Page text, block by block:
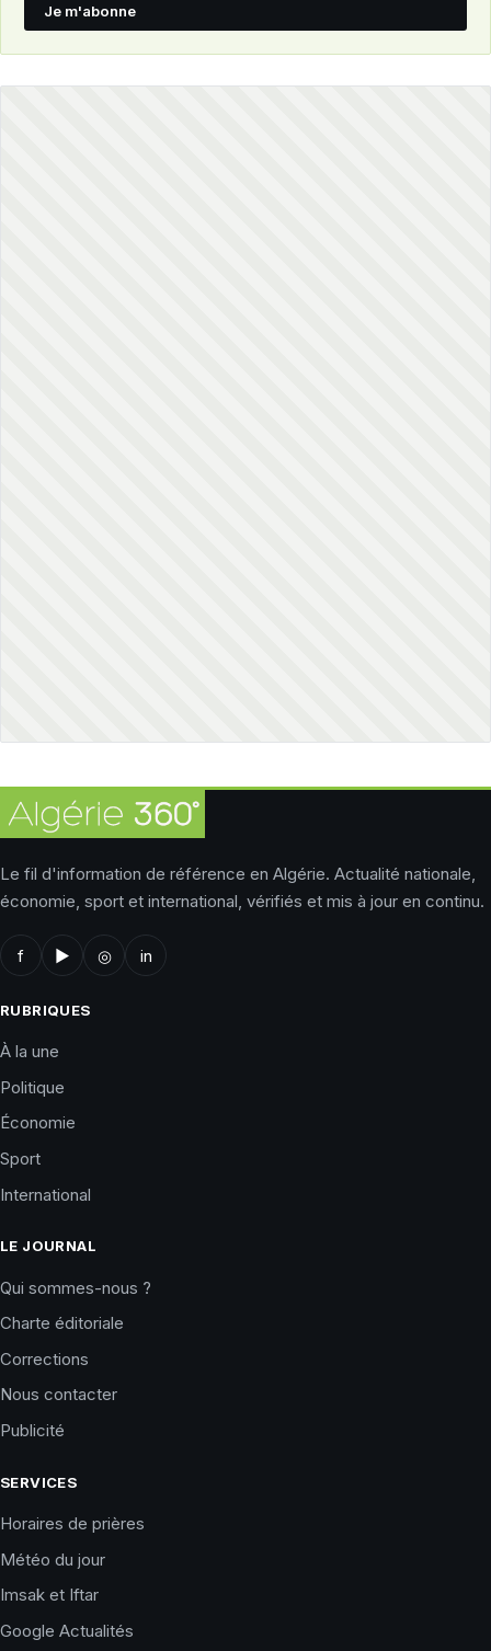
Je m'abonne
Le fil d'information de référence en Algérie. Actualité nationale,
économie, sport et international, vérifiés et mis à jour en continu.
f ▶ ◎ in
RUBRIQUES
À la une
Politique
Économie
Sport
International
LE JOURNAL
Qui sommes-nous ?
Charte éditoriale
Corrections
Nous contacter
Publicité
SERVICES
Horaires de prières
Météo du jour
Imsak et Iftar
Google Actualités